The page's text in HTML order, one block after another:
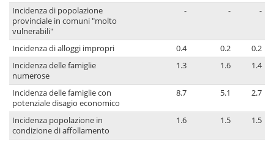
Incidenza di popolazione
provinciale in comuni "molto
vulnerabili"
- - -
Incidenza di alloggi impropri 0.4 0.2
0.2
Incidenza delle famiglie
numerose
1.3 1.6 1.4
Incidenza delle famiglie con
potenziale disagio economico
8.7 5.1 2.7
Incidenza popolazione in
condizione di affollamento
1.6 1.5 1.5